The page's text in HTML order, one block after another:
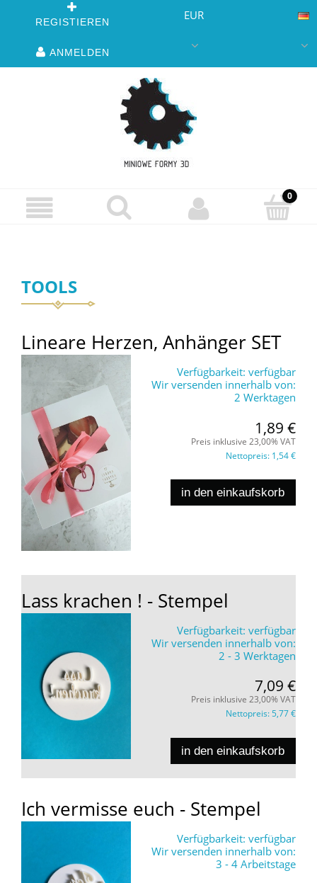
REGISTIEREN
ANMELDEN
EUR
TOOLS
Lineare Herzen, Anhänger SET
Verfügbarkeit: verfügbar
Wir versenden innerhalb von:
2 Werktagen
1,89 €
Preis inklusive 23,00% VAT
Nettopreis: 1,54 €
in den einkaufskorb
Lass krachen ! - Stempel
Verfügbarkeit: verfügbar
Wir versenden innerhalb von:
2 - 3 Werktagen
7,09 €
Preis inklusive 23,00% VAT
Nettopreis:5,77 €
in den einkaufskorb
Ich vermisse euch - Stempel
Verfügbarkeit: verfügbar
Wir versenden innerhalb von:
3 - 4 Arbeitstage